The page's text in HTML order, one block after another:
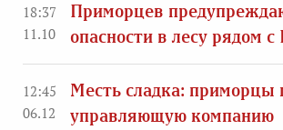
18:37
11.10
Приморцев
опасности в лесу рядом
12:45
06.12
Месть сладка: приморцы
управляющую компанию